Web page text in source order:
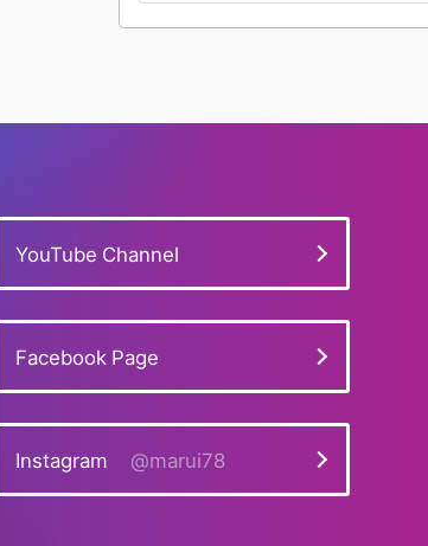
#フォース10
#ダイヤベゼル
#ブラジル産
#ダイヤモンドリング
#ダイヤモンド相場
#展示販売会
#ピアジェ
#スタンド看板
#チェーンショルダー
#取材
#ブシュロン
YouTube Channel
Facebook Page
Instagram @marui78